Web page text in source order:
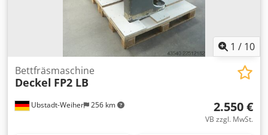
1 / 10
Ubstadt-Weiher 256 km
Bettfräsmaschine
Deckel FP2 LB
2.550 €
VB zzgl. MwSt.